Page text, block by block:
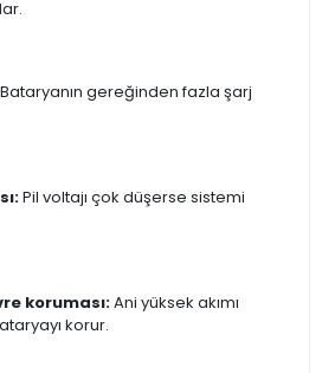
Bataryanın gereğinden fazla şarj
Pil voltajı çok düşerse sistemi
koruması:Ani yüksek akımı
korur.